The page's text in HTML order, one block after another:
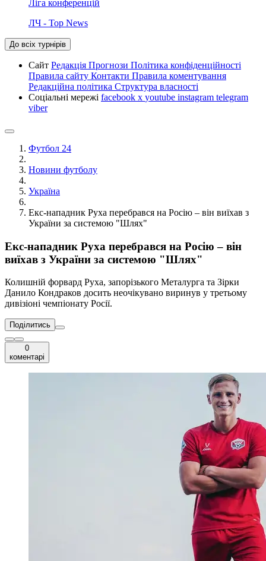
Ліга конференцій
ЛЧ - Top News
До всіх турнірів
Сайт Редакція Прогнози Політика конфіденційності
Правила сайту Контакти Правила коментування
Редакційна політика Структура власності
Соціальні мережі facebook x youtube instagram telegram
viber
Футбол 24
Новини футболу
Україна
Екс-нападник Руха перебрався на Росію – він виїхав з
України за системою "Шлях"
Екс-нападник Руха перебрався на Росію – він
виїхав з України за системою "Шлях"
Колишній форвард Руха, запорізького Металурга та Зірки
Данило Кондраков досить неочікувано виринув у третьому
дивізіоні чемпіонату Росії.
Поділитись
0
коментарі